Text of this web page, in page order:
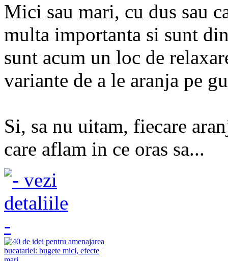
Mici sau mari, cu dus sau
multa importanta si sunt
sunt acum un loc de
variante de a le aranja pe
Si, sa nu uitam, fiecare
care aflam in ce oras sa...